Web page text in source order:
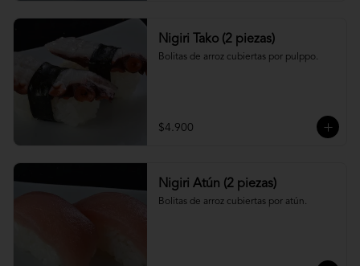
Nigiri Tako (2 piezas)
Bolitas de arroz cubiertas por pulppo.
$4.900
Nigiri Atún (2 piezas)
Bolitas de arroz cubiertas por atún.